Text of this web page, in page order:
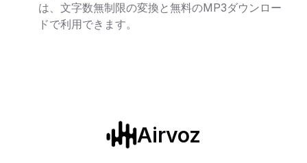
は、文字数無制限の変換と無料のMP3ダウンロー
ドで利用できます。
Airvoz